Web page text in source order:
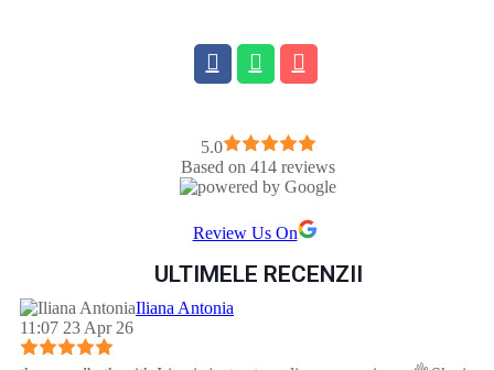
5.0
Based on 414 reviews
Review Us On
ULTIMELE RECENZII
Iliana Antonia
11:07 23 Apr 26